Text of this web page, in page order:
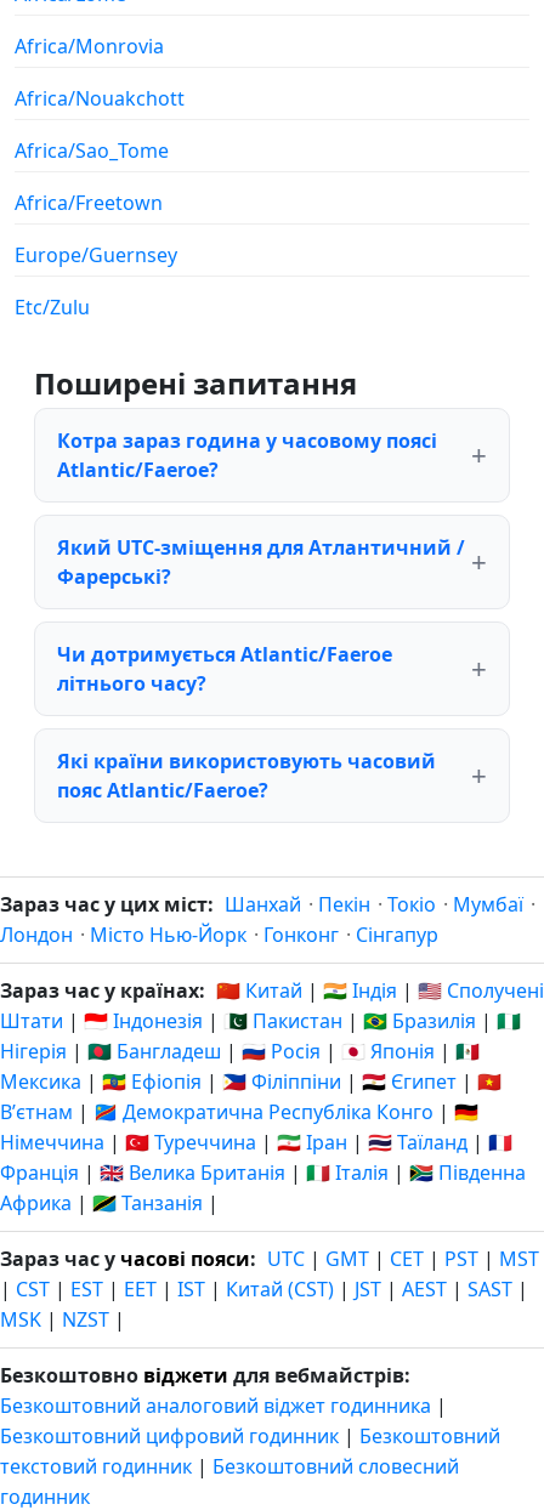
Africa/Monrovia
Africa/Nouakchott
Africa/Sao_Tome
Africa/Freetown
Europe/Guernsey
Etc/Zulu
Поширені запитання
Котра зараз година у часовому поясі
Atlantic/Faeroe?
Який UTC-зміщення для Атлантичний /
Фарерські?
Чи дотримується Atlantic/Faeroe
літнього часу?
Які країни використовують часовий
пояс Atlantic/Faeroe?
Зараз час у цих міст: Шанхай · Пекін · Токіо · Мумбаї ·
Лондон · Місто Нью-Йорк · Гонконг · Сінгапур
Зараз час у країнах: 🇨🇳 Китай | 🇮🇳 Індія | 🇺🇸 Сполучені
Штати | 🇮🇩 Індонезія | 🇵🇰 Пакистан | 🇧🇷 Бразилія | 🇳🇬
Нігерія | 🇧🇩 Бангладеш | 🇷🇺 Росія | 🇯🇵 Японія | 🇲🇽
Мексика | 🇪🇹 Ефіопія | 🇵🇭 Філіппіни | 🇪🇬 Єгипет | 🇻🇳
Вʼєтнам | 🇨🇩 Демократична Республіка Конго | 🇩🇪
Німеччина | 🇹🇷 Туреччина | 🇮🇷 Іран | 🇹🇭 Таїланд | 🇫🇷
Франція | 🇬🇧 Велика Британія | 🇮🇹 Італія | 🇿🇦 Південна
Африка | 🇹🇿 Танзанія |
Зараз час у часові пояси: UTC | GMT | CET | PST | MST
| CST | EST | EET | IST | Китай (CST) | JST | AEST | SAST |
MSK | NZST |
Безкоштовно віджети для вебмайстрів:
Безкоштовний аналоговий віджет годинника |
Безкоштовний цифровий годинник | Безкоштовний
текстовий годинник | Безкоштовний словесний
годинник